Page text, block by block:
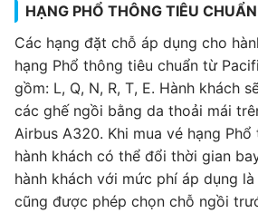
HẠNG PHỔ THÔNG TIÊU CHUẨN
Các hạng đặt chỗ áp dụng cho
hạng Phổ thông tiêu chuẩn từ
gồm: L, Q, N, R, T, E. Hành khách
các ghế ngồi bằng da thoải mái
Airbus A320. Khi mua vé hạng
hành khách có thể đổi thời gian
hành khách với mức phí áp dụng
cũng được phép chọn chỗ ngồi